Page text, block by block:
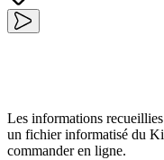
Les informations
un fichier informatisé du
commander en ligne.